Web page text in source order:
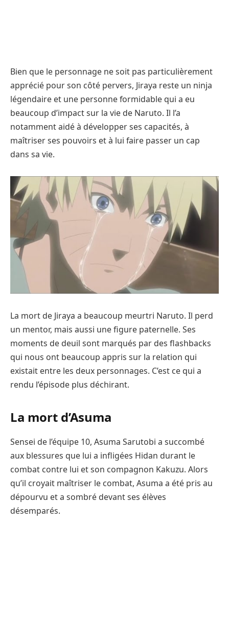
Bien que le personnage ne soit pas particulièrement
apprécié pour son côté pervers, Jiraya reste un ninja
légendaire et une personne formidable qui a eu
beaucoup d’impact sur la vie de Naruto. Il l’a
notamment aidé à développer ses capacités, à
maîtriser ses pouvoirs et à lui faire passer un cap
dans sa vie.
La mort de Jiraya a beaucoup meurtri Naruto. Il perd
un mentor, mais aussi une figure paternelle. Ses
moments de deuil sont marqués par des flashbacks
qui nous ont beaucoup appris sur la relation qui
existait entre les deux personnages. C’est ce qui a
rendu l’épisode plus déchirant.
La mort d’Asuma
Sensei de l’équipe 10, Asuma Sarutobi a succombé
aux blessures que lui a infligées Hidan durant le
combat contre lui et son compagnon Kakuzu. Alors
qu’il croyait maîtriser le combat, Asuma a été pris au
dépourvu et a sombré devant ses élèves
désemparés.